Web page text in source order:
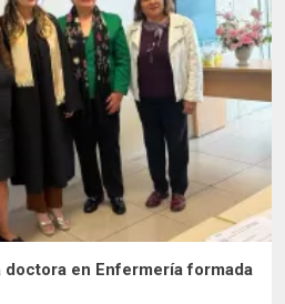
doctora en Enfermería formada